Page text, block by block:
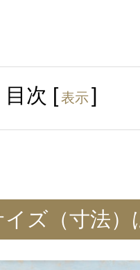
目次 [表示]
ズ（寸法）